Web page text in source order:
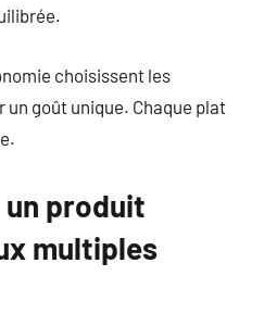
choisissent les
goût unique. Chaque plat
un produit
multiples